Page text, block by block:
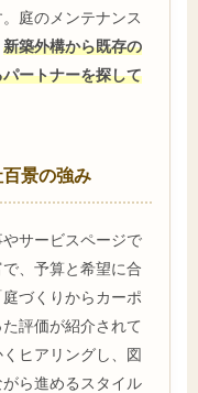
庭のメンテナンス
新築外構から既存の
ートナーを探して
景の強み
サービスページで
、予算と希望に合
づくりからカーポ
評価が紹介されて
ヒアリングし、図
ら進めるスタイル